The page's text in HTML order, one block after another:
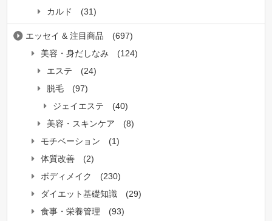
カルド
(31)
エッセイ & 注目商品
(697)
美容・身だしなみ
(124)
エステ
(24)
脱毛
(97)
ジェイエステ
(40)
美容・スキンケア
(8)
モチベーション
(1)
体質改善
(2)
ボディメイク
(230)
ダイエット基礎知識
(29)
食事・栄養管理
(93)